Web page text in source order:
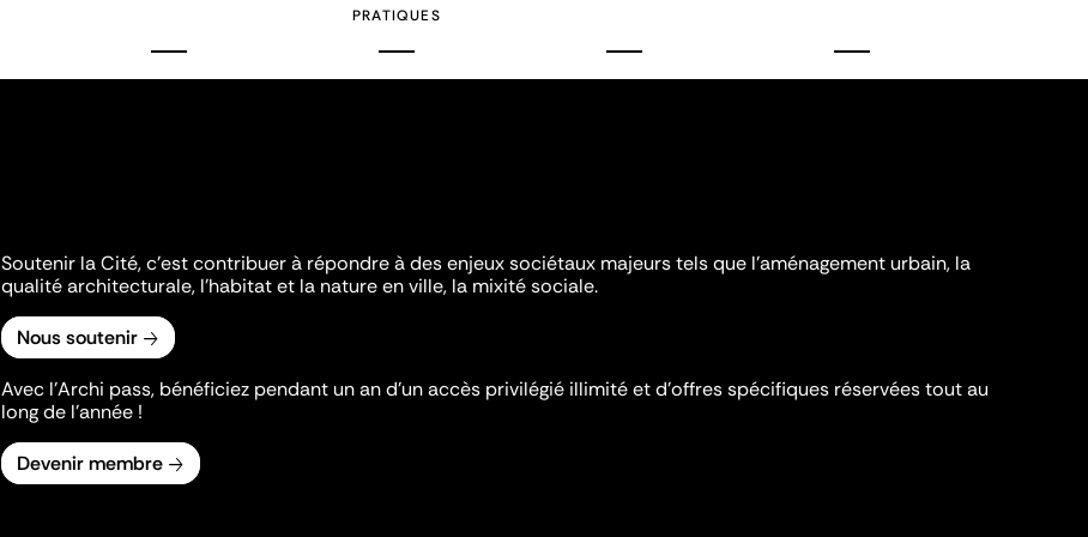
PRATIQUES
Soutenir la Cité, c'est contribuer à répondre à des enjeux sociétaux majeurs tels que l'aménagement urbain, la
qualité architecturale, l'habitat et la nature en ville, la mixité sociale.
Nous soutenir
Avec l’Archi pass, bénéficiez pendant un an d’un accès privilégié illimité et d’offres spécifiques réservées tout au
long de l’année !
Devenir membre